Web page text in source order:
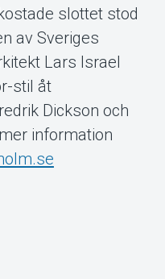
slottet stod
av Sveriges
Lars Israel
stil åt
Dickson och
information